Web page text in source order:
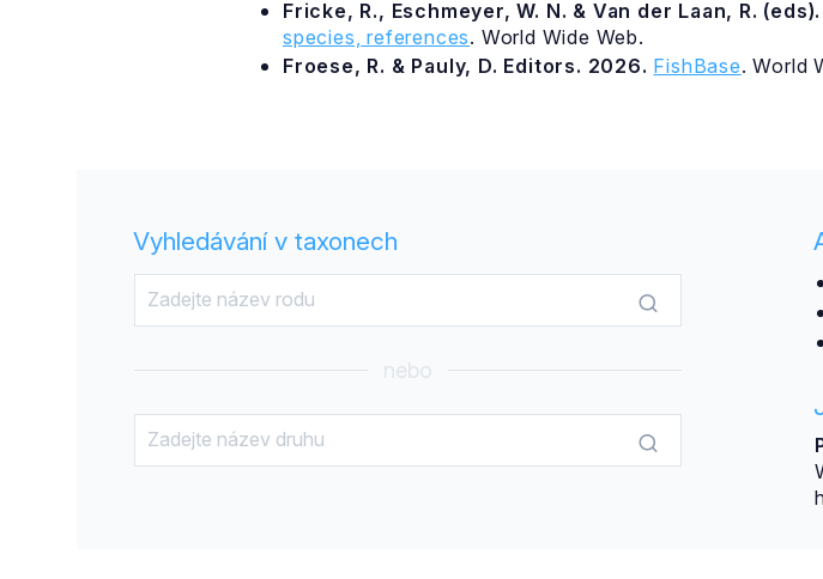
Fricke, R., Eschmeyer, W. N. & Van der Laan, R.
species, references. World Wide Web.
Froese, R. & Pauly, D. Editors. 2026. FishBase. World
Vyhledávání v taxonech
nebo